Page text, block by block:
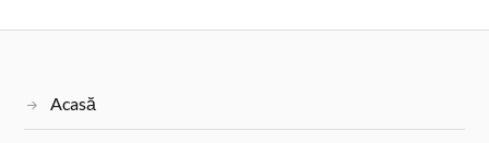
o
r
t
e
r
Acasă